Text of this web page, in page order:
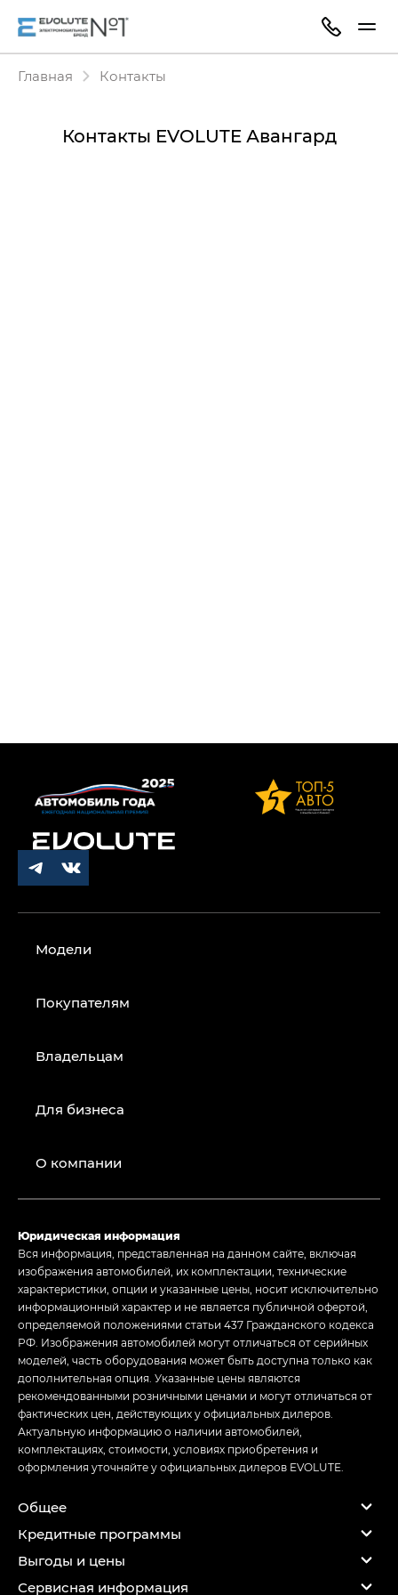
Главная Контакты
Контакты EVOLUTE Авангард
Модели
Покупателям
Владельцам
Для бизнеса
О компании
Юридическая информация
Вся информация, представленная на данном сайте, включая
изображения автомобилей, их комплектации, технические
характеристики, опции и указанные цены, носит исключительно
информационный характер и не является публичной офертой,
определяемой положениями статьи 437 Гражданского кодекса
РФ. Изображения автомобилей могут отличаться от серийных
моделей, часть оборудования может быть доступна только как
дополнительная опция. Указанные цены являются
рекомендованными розничными ценами и могут отличаться от
фактических цен, действующих у официальных дилеров.
Актуальную информацию о наличии автомобилей,
комплектациях, стоимости, условиях приобретения и
оформления уточняйте у официальных дилеров EVOLUTE.
Общее
Кредитные программы
Выгоды и цены
Сервисная информация